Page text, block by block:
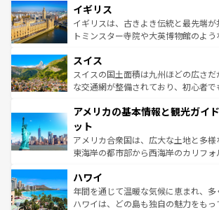
香り高いラベンダー畑など、多彩な楽
らに、パリ以外の地域にも魅力が溢
も豊かな歴史と文化が息づいている。
を参照してほしい。
顔を持つこの国は、どこを歩いても飽
ルリンの文化的活気、バイエルン州
してライン川沿いのワイン畑といっ
は、お酒好きな人にはぜひ体験してほしい。 なお
ドイツ情報はコンテンツ一覧を参照
イギリス
イギリスは、古きよき伝統と最先端
トミンスター寺院や大英博物館のよ
リアごとに異なる魅力がある。また、
ティー、ビール好きにはたまらない
戦など、本場だからこそできる体験
ンツ一覧を参照してほしい。
スイス
スイスの国土面積は九州ほどの広さ
な交通網が整備されており、初心者
の建物がそのまま残る町や、スイスな
博物館もあり、アルプス観光だけでな
ことができる。国民の所得が高いため
者向けの交通パス提供のサービスも
着のスイス情報は
アメリカの基本情報と観光ガイ
ット
アメリカ合衆国は、広大な土地と多様
東海岸の都市部から西海岸のカリフ
のような巨大都市は、観光、ショッピ
ンメントが詰まった刺激的なスポッ
西部には大自然が広がり、グランド
ハワイ
年間を通じて温暖な気候に恵まれ、
ハワイは、どの島も独自の魅力をも